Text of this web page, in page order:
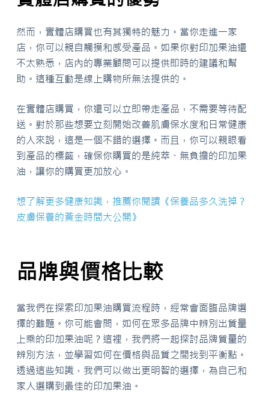
然而，實體店購買也有其獨特的魅力。當你走進一家
店，你可以親自觸摸和感受產品。如果你對印加果油還
不太熟悉，店內的專業顧問可以提供即時的建議和幫
助。這種互動是線上購物所無法提供的。
在實體店購買，你還可以立即帶走產品，不需要等待配
送。對於那些想要立刻開始改善肌膚保水度和日常健康
的人來說，這是一個不錯的選擇。而且，你可以親眼看
到產品的標籤，確保你購買的是純萃、無負擔的印加果
油，讓你的購買更加放心。
想了解更多健康知識，推薦你閱讀《保養品多久洗掉？
皮膚保養的黃金時間大公開》
品牌與價格比較
當我們在探索印加果油購買流程時，經常會面臨品牌選
擇的難題。你可能會問，如何在眾多品牌中辨別出質量
上乘的印加果油呢？這裡，我們將一起探討品牌質量的
辨別方法，並學習如何在價格與品質之間找到平衡點。
透過這些知識，我們可以做出更明智的選擇，為自己和
家人選購到最佳的印加果油。